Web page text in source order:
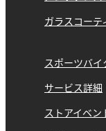
ガラスコーテ
スポーツバイ
サービス詳細
ストアイベン